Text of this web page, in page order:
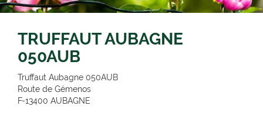
t
TRUFFAUT AUBAGNE
050AUB
Truffaut Aubagne 050AUB
Route de Gémenos
F-13400 AUBAGNE